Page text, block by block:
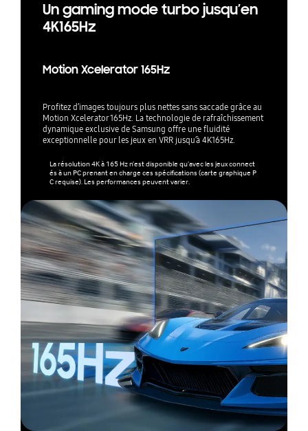
Un gaming mode turbo jusqu’en
4K165Hz
Motion Xcelerator 165Hz
Profitez d’images toujours plus nettes sans saccade grâce au
Motion Xcelerator 165Hz. La technologie de rafraîchissement
dynamique exclusive de Samsung offre une fluidité
exceptionnelle pour les jeux en VRR jusqu’à 4K165Hz.
La résolution 4K à 165 Hz n’est disponible qu’avec les jeux connect
és à un PC prenant en charge ces spécifications (carte graphique P
C requise). Les performances peuvent varier.